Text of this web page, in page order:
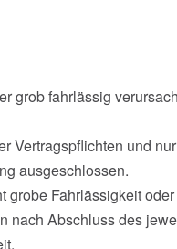
grob fahrlässig
Vertragspflichten und
ausgeschlossen.
Fahrlässigkeit
nach Abschluss des